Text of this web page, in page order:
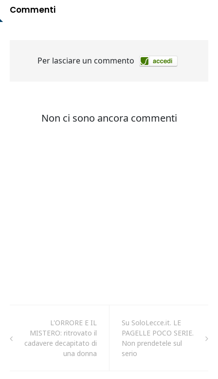
Commenti
L'ORRORE E IL
MISTERO: ritrovato il
cadavere decapitato di
una donna
Su SoloLecce.it. LE
PAGELLE POCO SERIE.
Non prendetele sul
serio